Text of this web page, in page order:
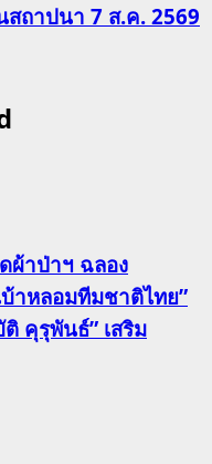
ถาปนา 7 ส.ค. 2569
ผ้าป่าฯ ฉลอง
าหลอมทีมชาติไทย”
คุรุพันธ์” เสริม